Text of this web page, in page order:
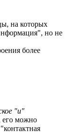
на которых
но не
более
"и"
его можно